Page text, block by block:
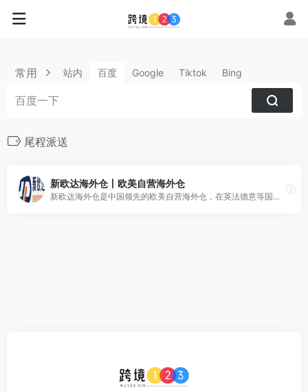
常用 站内 百度 Google Tiktok Bing
尾程派送
新欧达海外仓丨欧美自营海外仓
新欧达海外仓是中国领先的欧美自营海外仓，在英法德意等国自营仓库，自研WMS、OMS、维修ERP系统，以中大件、DG带电纯电、多元化维修为特色，提供一件代发、大货中转、退货换标、尾程派送、售后维修等一站式海外仓落地配套服务。